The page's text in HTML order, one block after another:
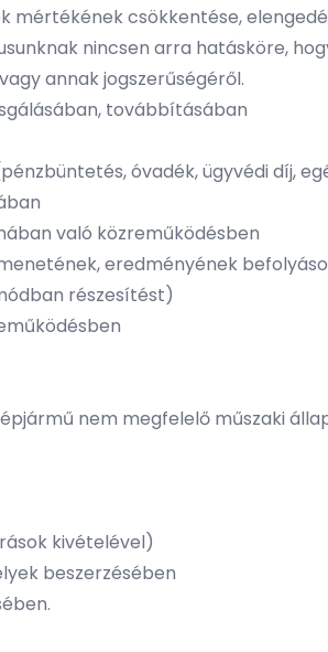
mértékének csökkentése,
nincsen arra hatásköre,
annak jogszerűségéről.
továbbításában
óvadék, ügyvédi díj,
való közreműködésben
eredményének
részesítést)
nem megfelelő műszaki
kivételével)
beszerzésében